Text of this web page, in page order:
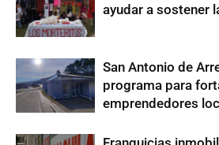
ayudar a sostener
San Antonio de
programa para
emprendedores